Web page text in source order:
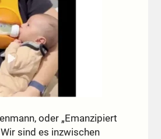
oder „Emanzipiert
sind es inzwischen